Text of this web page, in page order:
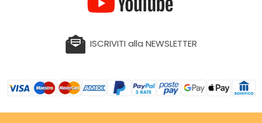
ISCRIVITI alla NEWSLETTER